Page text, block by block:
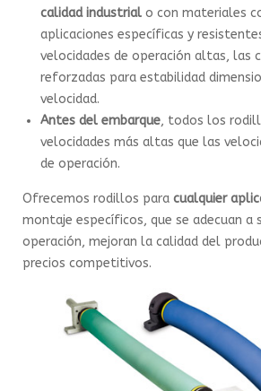
calidad industrial o con materiales
aplicaciones específicas y
velocidades de operación altas, las
reforzadas para estabilidad
velocidad.
Antes del embarque, todos los
velocidades más altas que las
de operación.
Ofrecemos rodillos para cualquier
montaje específicos, que se adecuan a
operación, mejoran la calidad del
precios competitivos.